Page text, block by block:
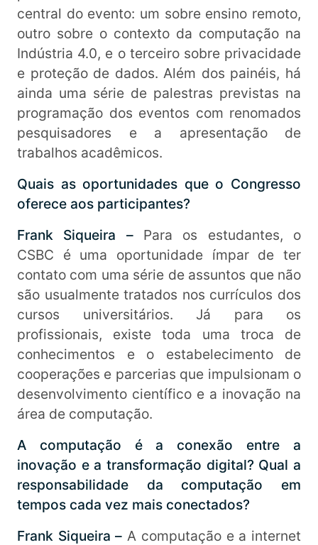
central do evento: um sobre ensino remoto,
outro sobre o contexto da computação na
Indústria 4.0, e o terceiro sobre privacidade
e proteção de dados. Além dos painéis, há
ainda uma série de palestras previstas na
programação dos eventos com renomados
pesquisadores e a apresentação de
trabalhos acadêmicos.
Quais as oportunidades que o Congresso
oferece aos participantes?
Frank Siqueira – Para os estudantes, o
CSBC é uma oportunidade ímpar de ter
contato com uma série de assuntos que não
são usualmente tratados nos currículos dos
cursos universitários. Já para os
profissionais, existe toda uma troca de
conhecimentos e o estabelecimento de
cooperações e parcerias que impulsionam o
desenvolvimento científico e a inovação na
área de computação.
A computação é a conexão entre a
inovação e a transformação digital? Qual a
responsabilidade da computação em
tempos cada vez mais conectados?
Frank Siqueira –A computação e a internet